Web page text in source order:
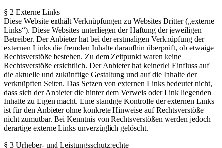
§ 2 Externe Links
Diese Website enthält Verknüpfungen zu Websites Dritter („externe
Links“). Diese Websites unterliegen der Haftung der jeweiligen
Betreiber. Der Anbieter hat bei der erstmaligen Verknüpfung der
externen Links die fremden Inhalte daraufhin überprüft, ob etwaige
Rechtsverstöße bestehen. Zu dem Zeitpunkt waren keine
Rechtsverstöße ersichtlich. Der Anbieter hat keinerlei Einfluss auf
die aktuelle und zukünftige Gestaltung und auf die Inhalte der
verknüpften Seiten. Das Setzen von externen Links bedeutet nicht,
dass sich der Anbieter die hinter dem Verweis oder Link liegenden
Inhalte zu Eigen macht. Eine ständige Kontrolle der externen Links
ist für den Anbieter ohne konkrete Hinweise auf Rechtsverstöße
nicht zumutbar. Bei Kenntnis von Rechtsverstößen werden jedoch
derartige externe Links unverzüglich gelöscht.
§ 3 Urheber- und Leistungsschutzrechte